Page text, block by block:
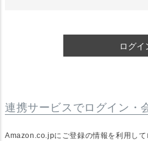
ログイ
連携サービスでログイン・
Amazon.co.jpにご登録の情報を利用し